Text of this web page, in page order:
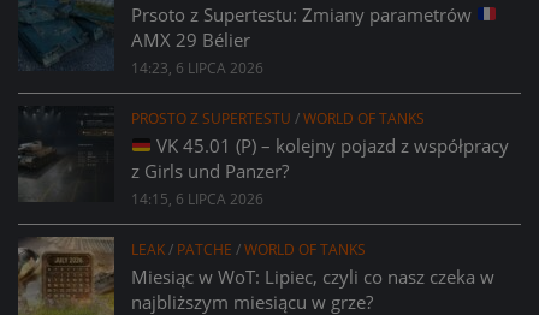
Prsoto z Supertestu: Zmiany parametrów
AMX 29 Bélier
14:23, 6 LIPCA 2026
PROSTO Z SUPERTESTU /WORLD OF TANKS
VK 45.01 (P) – kolejny pojazd z współpracy
z Girls und Panzer?
14:15, 6 LIPCA 2026
LEAK/ PATCHE /WORLD OF TANKS
Miesiąc w WoT: Lipiec, czyli co nasz czeka w
najbliższym miesiącu w grze?